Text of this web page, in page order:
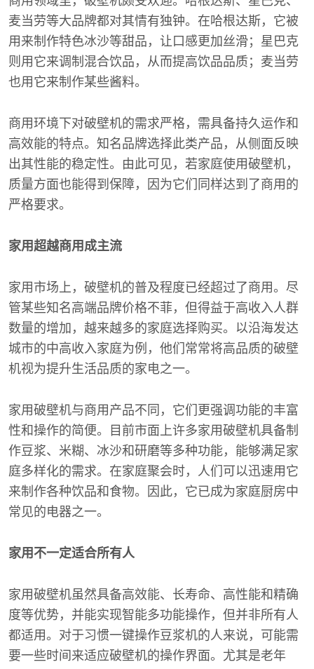
麦当劳等大品牌都对其情有独钟。在哈根达斯，它被
用来制作特色冰沙等甜品，让口感更加丝滑；星巴克
则用它来调制混合饮品，从而提高饮品品质；麦当劳
也用它来制作某些酱料。
商用环境下对破壁机的需求严格，需具备持久运作和
高效能的特点。知名品牌选择此类产品，从侧面反映
出其性能的稳定性。由此可见，若家庭使用破壁机，
质量方面也能得到保障，因为它们同样达到了商用的
严格要求。
家用超越商用成主流
家用市场上，破壁机的普及程度已经超过了商用。尽
管某些知名高端品牌价格不菲，但得益于高收入人群
数量的增加，越来越多的家庭选择购买。以沿海发达
城市的中高收入家庭为例，他们常常将高品质的破壁
机视为提升生活品质的家电之一。
家用破壁机与商用产品不同，它们更强调功能的丰富
性和操作的简便。目前市面上许多家用破壁机具备制
作豆浆、米糊、冰沙和研磨等多种功能，能够满足家
庭多样化的需求。在家庭聚会时，人们可以迅速用它
来制作各种饮品和食物。因此，它已成为家庭厨房中
常见的电器之一。
家用不一定适合所有人
家用破壁机虽然具备高效能、长寿命、高性能和精确
度等优势，并能实现智能多功能操作，但并非所有人
都适用。对于习惯一键操作豆浆机的人来说，可能需
要一些时间来适应破壁机的操作界面。尤其是老年